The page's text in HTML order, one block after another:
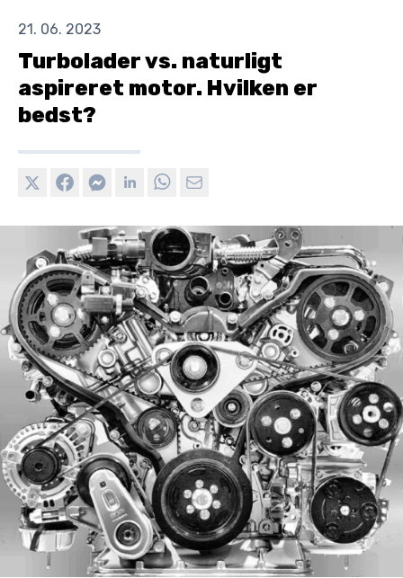
21. 06. 2023
Turbolader vs. naturligt
aspireret motor. Hvilken er
bedst?